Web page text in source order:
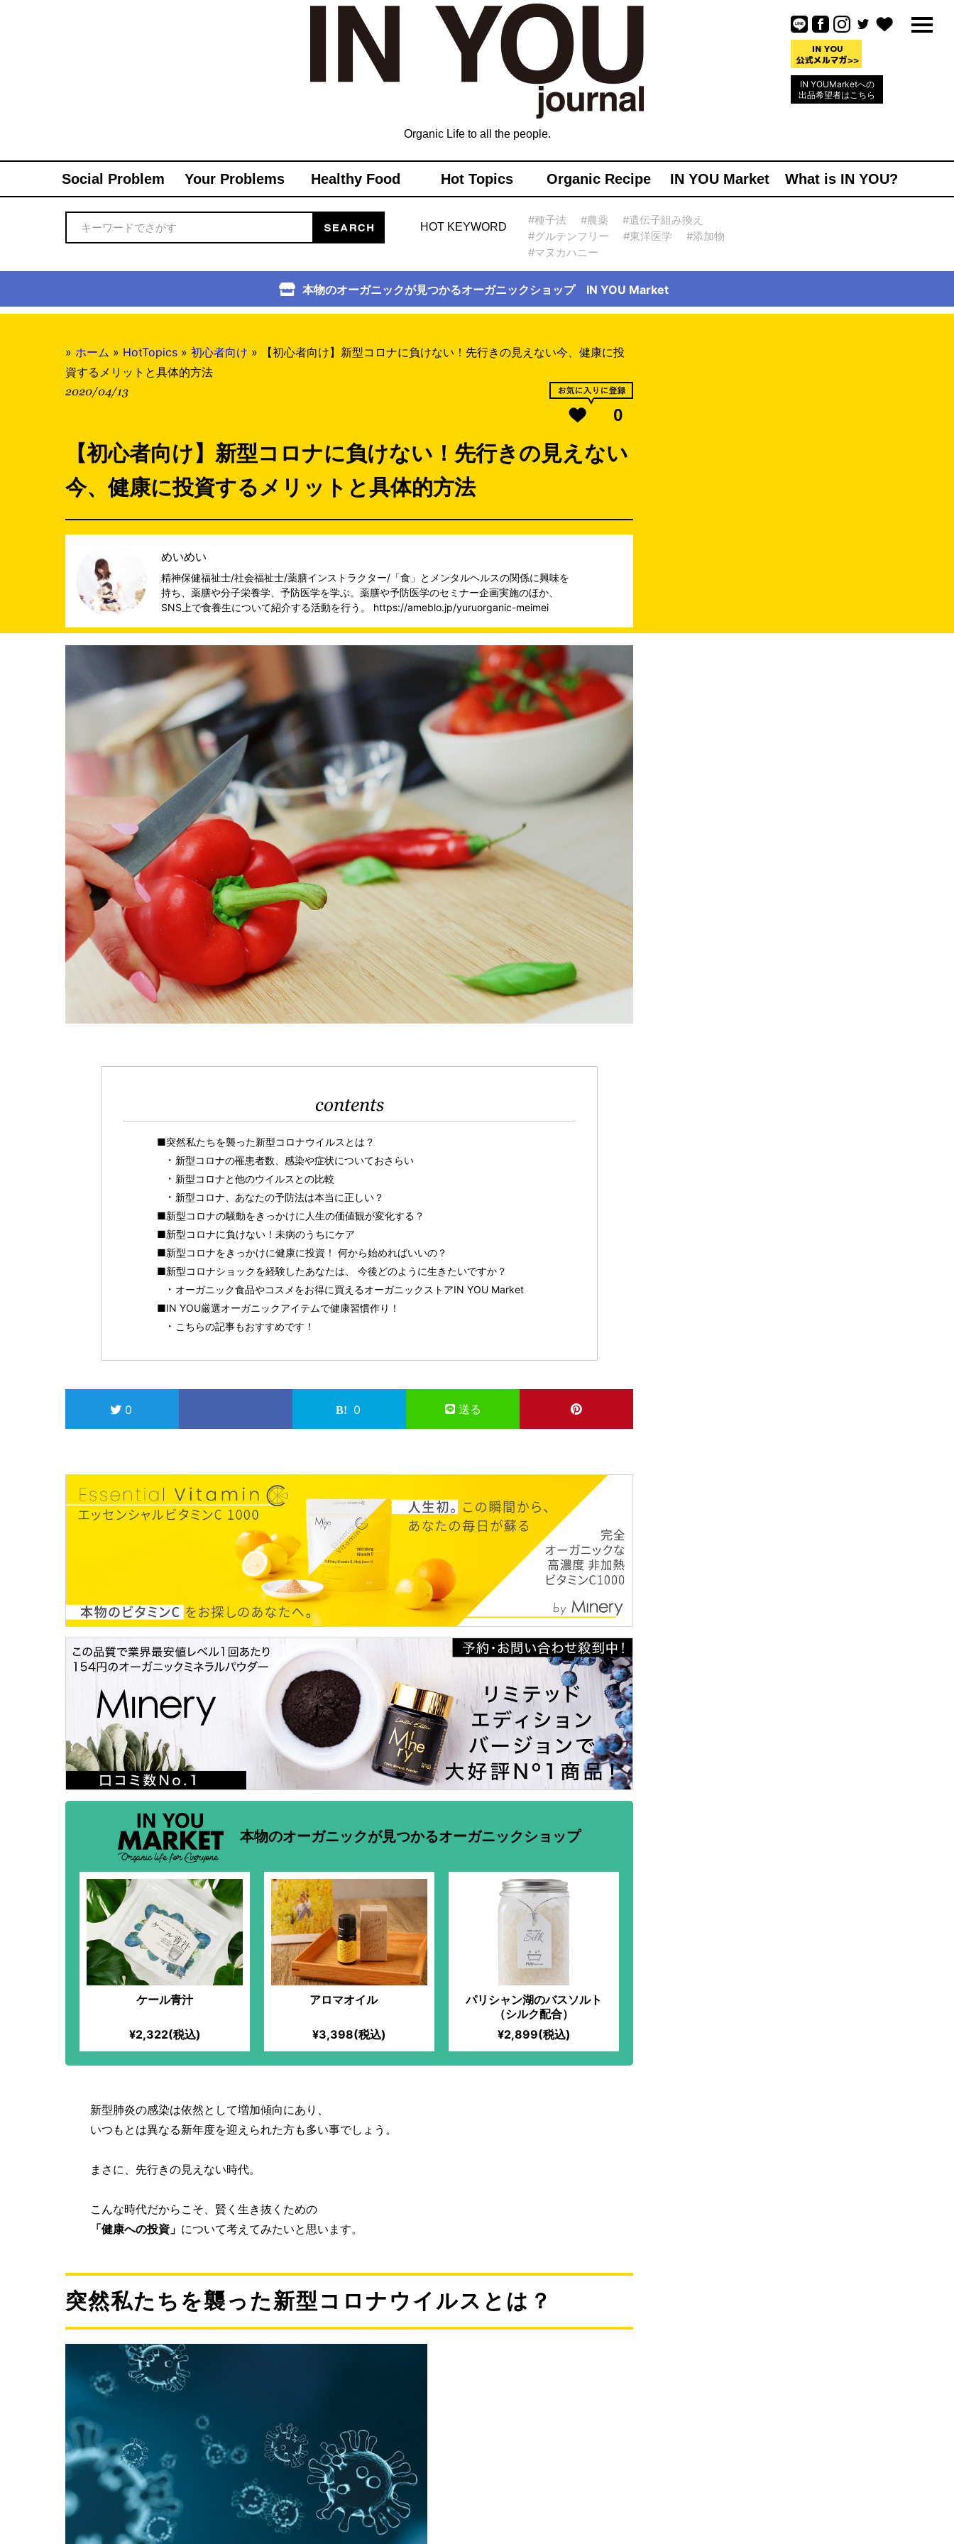
IN YOUMarketへの
出品希望者はこちら
Organic Life to all the people.
Social Problem Your Problems Healthy Food Hot Topics Organic Recipe IN YOU Market What is IN YOU?
HOT KEYWORD
#種子法 #農薬
#遺伝子組み換え
#グルテンフリー
#東洋医学
#添加物
#マヌカハニー
本物のオーガニックが見つかるオーガニックショップ IN YOU Market
» ホーム » HotTopics » 初心者向け »
【初心者向け】新型コロナに負けない！先行きの見えない今、健康に投
資するメリットと具体的方法
2020/04/13
0
【初心者向け】新型コロナに負けない！先行きの見えない
今、健康に投資するメリットと具体的方法
めいめい
精神保健福祉士/社会福祉士/薬膳インストラクター/「食」とメンタルヘルスの関係に興味を
持ち、薬膳や分子栄養学、予防医学を学ぶ。薬膳や予防医学のセミナー企画実施のほか、
SNS上で食養生について紹介する活動を行う。 https://ameblo.jp/yuruorganic-meimei
contents
■突然私たちを襲った新型コロナウイルスとは？
新型コロナの罹患者数、感染や症状についておさらい
新型コロナと他のウイルスとの比較
新型コロナ、あなたの予防法は本当に正しい？
■新型コロナの騒動をきっかけに人生の価値観が変化する？
■新型コロナに負けない！未病のうちにケア
■新型コロナをきっかけに健康に投資！ 何から始めればいいの？
■新型コロナショックを経験したあなたは、 今後どのように生きたいですか？
オーガニック食品やコスメをお得に買えるオーガニックストアIN YOU Market
■IN YOU厳選オーガニックアイテムで健康習慣作り！
こちらの記事もおすすめです！
0 0 送る
本物のオーガニックが見つかるオーガニックショップ
ケール青汁
¥2,322(税込)
アロマオイル
¥3,398(税込)
パリシャン湖のバスソルト
（シルク配合）
¥2,899(税込)
新型肺炎の感染は依然として増加傾向にあり、
いつもとは異なる新年度を迎えられた方も多い事でしょう。
まさに、先行きの見えない時代。
こんな時代だからこそ、賢く生き抜くための
「健康への投資」 について考えてみたいと思います。
突然私たちを襲った新型コロナウイルスとは？